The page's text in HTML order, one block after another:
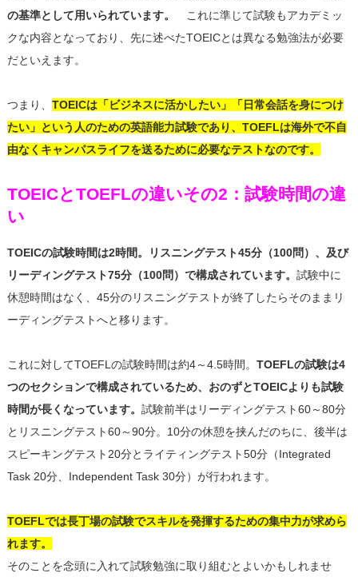
の基準として用いられています。
これに準じて試験もアカデミッ
クな内容となっており、先に述べたTOEICとは異なる勉強法が必要
だといえます。
つまり、 TOEICは「ビジネスに活かしたい」「日常会話を身につけ
たい」という人のための英語能力試験であり、TOEFLは海外で不自
由なくキャンパスライフを送るために必要なテストなのです。
TOEICとTOEFLの違いその2：試験時間の違
い
TOEICの試験時間は2時間。リスニングテスト45分（100問）、及び
リーディングテスト75分（100問）で構成されています。 試験中に
休憩時間はなく、45分のリスニングテストが終了したらそのままリ
ーディングテストへと移ります。
これに対してTOEFLの試験時間は約4～4.5時間。 TOEFLの試験は4
つのセクションで構成されているため、おのずとTOEICよりも試験
時間が長くなっています。 試験前半はリーディングテスト60～80分
とリスニングテスト60～90分。10分の休憩を挟んだのちに、後半は
スピーキングテスト20分とライティングテスト50分（Integrated
Task 20分、Independent Task 30分）が行われます。
TOEFLでは長丁場の試験でスキルを発揮するための集中力が求めら
れます。
そのことを念頭に入れて試験勉強に取り組むとよいかもしれませ